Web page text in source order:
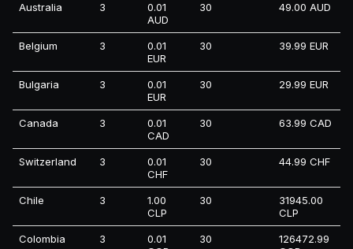
Australia 3
0.01
AUD
30 49.00 AUD
Belgium 3
0.01
EUR
30 39.99 EUR
Bulgaria 3
0.01
EUR
30 29.99 EUR
Canada 3
0.01
CAD
30 63.99 CAD
Switzerland 3
0.01
CHF
30 44.99 CHF
Chile 3
1.00
CLP
30
31945.00
CLP
Colombia 3
0.01
30
126472.99